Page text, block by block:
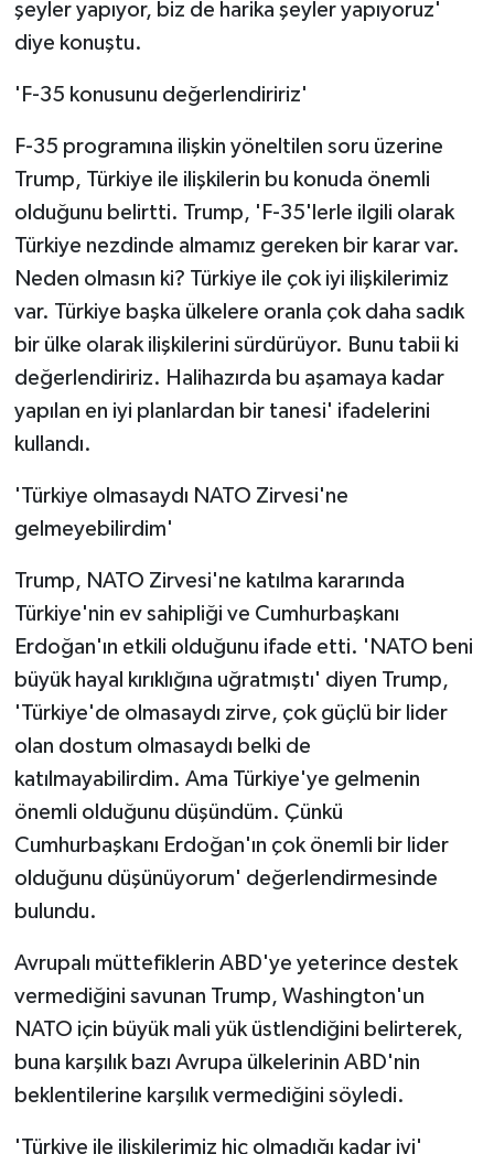
şeyler yapıyor, biz de harika şeyler yapıyoruz'
diye konuştu.
'F-35 konusunu değerlendiririz'
F-35 programına ilişkin yöneltilen soru üzerine
Trump, Türkiye ile ilişkilerin bu konuda önemli
olduğunu belirtti. Trump, 'F-35'lerle ilgili olarak
Türkiye nezdinde almamız gereken bir karar var.
Neden olmasın ki? Türkiye ile çok iyi ilişkilerimiz
var. Türkiye başka ülkelere oranla çok daha sadık
bir ülke olarak ilişkilerini sürdürüyor. Bunu tabii ki
değerlendiririz. Halihazırda bu aşamaya kadar
yapılan en iyi planlardan bir tanesi' ifadelerini
kullandı.
'Türkiye olmasaydı NATO Zirvesi'ne
gelmeyebilirdim'
Trump, NATO Zirvesi'ne katılma kararında
Türkiye'nin ev sahipliği ve Cumhurbaşkanı
Erdoğan'ın etkili olduğunu ifade etti. 'NATO beni
büyük hayal kırıklığına uğratmıştı' diyen Trump,
'Türkiye'de olmasaydı zirve, çok güçlü bir lider
olan dostum olmasaydı belki de
katılmayabilirdim. Ama Türkiye'ye gelmenin
önemli olduğunu düşündüm. Çünkü
Cumhurbaşkanı Erdoğan'ın çok önemli bir lider
olduğunu düşünüyorum' değerlendirmesinde
bulundu.
Avrupalı müttefiklerin ABD'ye yeterince destek
vermediğini savunan Trump, Washington'un
NATO için büyük mali yük üstlendiğini belirterek,
buna karşılık bazı Avrupa ülkelerinin ABD'nin
beklentilerine karşılık vermediğini söyledi.
'Türkiye ile ilişkilerimiz hiç olmadığı kadar iyi'